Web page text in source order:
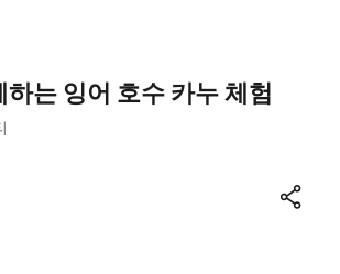
는 잉어 호수 카누 체험